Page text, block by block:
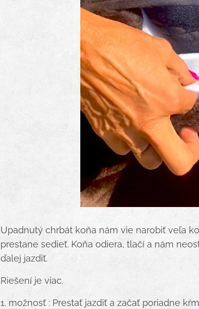
Upadnutý chrbát koňa nám vie narobiť veľa
prestane sedieť. Koňa odiera, tlačí a nám
ďalej jazdiť.
Riešení je viac.
1. možnosť : Prestať jazdiť a začať poriadne